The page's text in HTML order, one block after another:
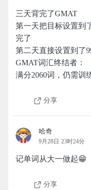
三天背完了GMAT
第一天把目标设置到
完了
第二天直接设置到了
GMAT词汇终结者：
满分2060词，仍需训
分享
哈奇
9月28日 23时24分
记单词从大一做起😁
分享